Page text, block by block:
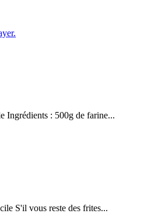
Ingrédients : 500g de farine...
S'il vous reste des frites...